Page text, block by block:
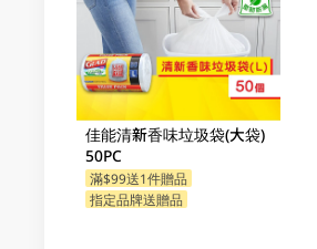
佳能清新香味垃圾袋(大袋)
50PC
滿$99送1件贈品
指定品牌送贈品